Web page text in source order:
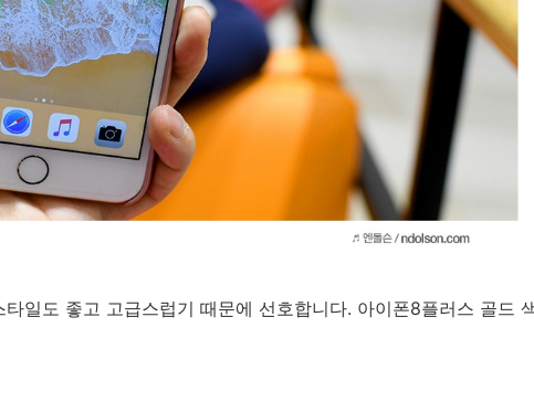
일도 좋고 고급스럽기 때문에 선호합니다. 아이폰8플러스 골드